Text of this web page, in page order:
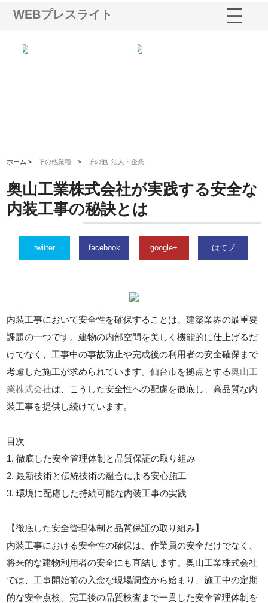
WEBプレスライト
ホーム > その他業種 > その他_法人・企業
奥山工業株式会社が実践する安全な
内装工事の秘訣とは
twitter facebook google+ はてブ
内装工事において安全性を確保することは、建築業界の最重要
課題の一つです。建物の内部空間を美しく機能的に仕上げるだ
けでなく、工事中の事故防止や完成後の利用者の安全確保まで
考慮した施工が求められています。仙台市を拠点とする奥山工
業株式会社は、こうした安全性への配慮を徹底し、高品質な内
装工事を提供し続けています。
目次
1. 徹底した安全管理体制と品質保証の取り組み
2. 最新技術と伝統技術の融合による安心施工
3. 環境に配慮した持続可能な内装工事の実践
【徹底した安全管理体制と品質保証の取り組み】
内装工事における安全性の確保は、作業員の安全だけでなく、
将来的な建物利用者の安全にも直結します。奥山工業株式会社
では、工事開始前の入念な現場調査から始まり、施工中の定期
的な安全点検、完工後の品質検査まで一貫した安全管理体制を